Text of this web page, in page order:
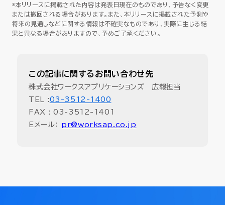
*本リリースに掲載された内容は発表日現在のものであり、予告なく変更
または撤回される場合があります。また、本リリースに掲載された予測や
将来の見通しなどに関する情報は不確実なものであり、実際に生じる結
果と異なる場合がありますので、予めご了承ください。
この記事に関するお問い合わせ先
株式会社ワークスアプリケーションズ 広報担当
TEL :03-3512-1400
FAX : 03-3512-1401
Eメール： pr@worksap.co.jp